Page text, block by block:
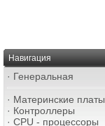
Навигация
· Генеральная
· Материнские платы
· Контроллеры
· CPU - процессоры